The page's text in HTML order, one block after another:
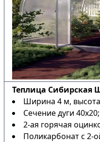
Теплица Сибирская
Ширина 4 м,
Сечение дуги 40х20;
2-ая горячая
Поликарбонат с 2-